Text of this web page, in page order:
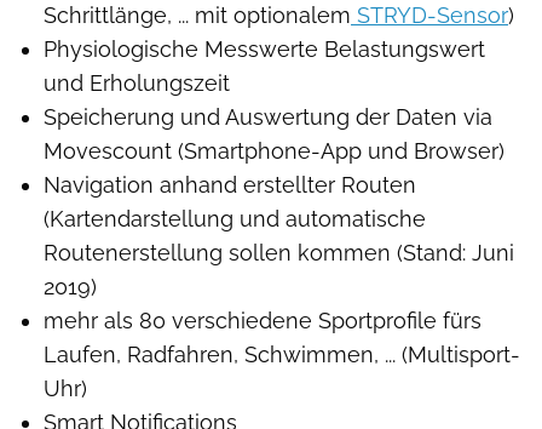
Schrittlänge, ... mit optionalem STRYD-Sensor)
Physiologische Messwerte Belastungswert
und Erholungszeit
Speicherung und Auswertung der Daten via
Movescount (Smartphone-App und Browser)
Navigation anhand erstellter Routen
(Kartendarstellung und automatische
Routenerstellung sollen kommen (Stand: Juni
2019)
mehr als 80 verschiedene Sportprofile fürs
Laufen, Radfahren, Schwimmen, ... (Multisport-
Uhr)
Smart Notifications